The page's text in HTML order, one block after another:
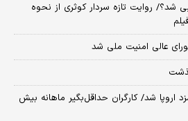
شد؟/ روایت تازه سردار کوثری از نحوه
عالی امنیت ملی شد
اروپا شد/ کارگران حداقل‌بگیر ماهانه بیش